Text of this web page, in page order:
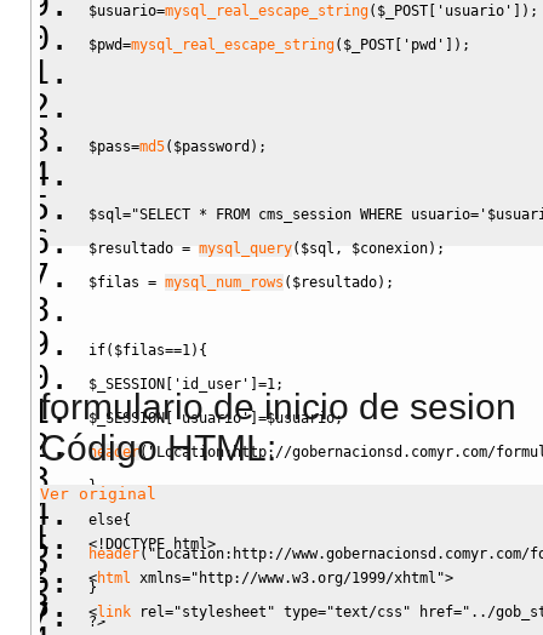
$usuario=mysql_real_escape_string( $_POST [ 'usuario' ] ) ;
$pwd=mysql_real_escape_string( $_POST [ 'pwd' ] ) ;
$pass=md5( $password ) ;
$sql="SELECT * FROM cms_session WHERE usuario='
$resultado = mysql_query( $sql , $conexion) ;
$filas = mysql_num_rows ( $resultado) ;
if( $filas==1 ) {
$_SESSION [ 'id_user' ] =1 ;
$_SESSION[ 'usuario'] =$usuario;
header( "Location:http://gobernacionsd.comyr.com/
}
else{
header( "Location:http://
}
?>
formulario de inicio de sesion
Código HTML:
Ver original
<!DOCTYPE html>
<html xmlns="http://www.w3.org/1999/xhtml">
<link rel="stylesheet" type="text/css" href="../